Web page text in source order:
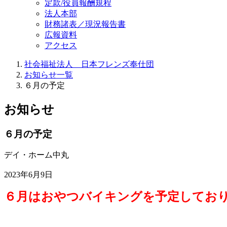
定款/役員報酬規程
法人本部
財務諸表／現況報告書
広報資料
アクセス
社会福祉法人 日本フレンズ奉仕団
お知らせ一覧
６月の予定
お知らせ
６月の予定
デイ・ホーム中丸
2023年6月9日
６月はおやつバイキングを予定してお